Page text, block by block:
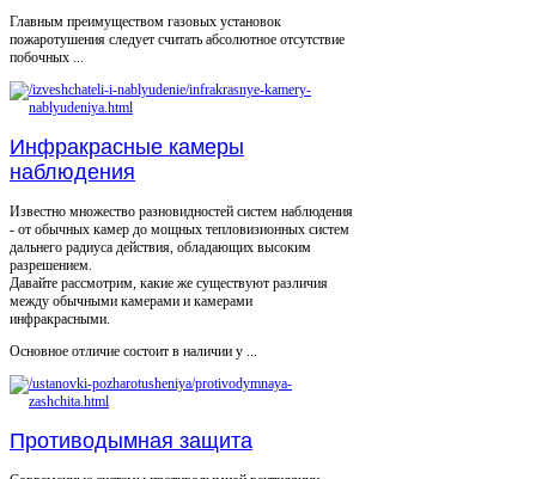
Главным преимуществом газовых установок
пожаротушения следует считать абсолютное отсутствие
побочных ...
Инфракрасные камеры
наблюдения
Известно множество разновидностей систем наблюдения
- от обычных камер до мощных тепловизионных систем
дальнего радиуса действия, обладающих высоким
разрешением.
Давайте рассмотрим, какие же существуют различия
между обычными камерами и камерами
инфракрасными.
Основное отличие состоит в наличии у ...
Противодымная защита